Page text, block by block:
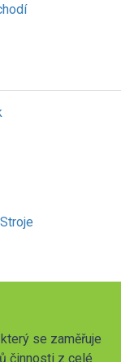
se zaměřuje
činnosti z celé